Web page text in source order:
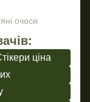
очоси
ціна